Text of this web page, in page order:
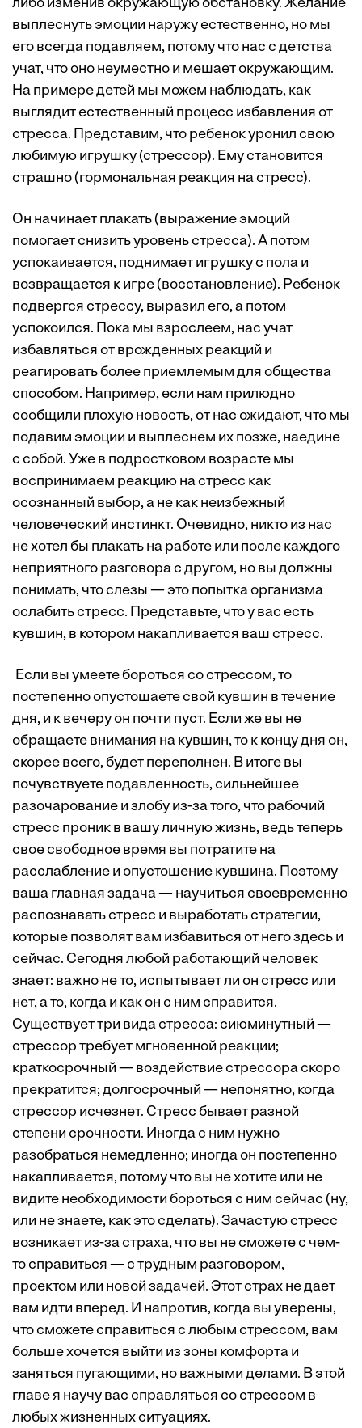
либо изменив окружающую обстановку. Желание
выплеснуть эмоции наружу естественно, но мы
его всегда подавляем, потому что нас с детства
учат, что оно неуместно и мешает окружающим.
На примере детей мы можем наблюдать, как
выглядит естественный процесс избавления от
стресса. Представим, что ребенок уронил свою
любимую игрушку (стрессор). Ему становится
страшно (гормональная реакция на стресс).
Он начинает плакать (выражение эмоций
помогает снизить уровень стресса). А потом
успокаивается, поднимает игрушку с пола и
возвращается к игре (восстановление). Ребенок
подвергся стрессу, выразил его, а потом
успокоился. Пока мы взрослеем, нас учат
избавляться от врожденных реакций и
реагировать более приемлемым для общества
способом. Например, если нам прилюдно
сообщили плохую новость, от нас ожидают, что мы
подавим эмоции и выплеснем их позже, наедине
с собой. Уже в подростковом возрасте мы
воспринимаем реакцию на стресс как
осознанный выбор, а не как неизбежный
человеческий инстинкт. Очевидно, никто из нас
не хотел бы плакать на работе или после каждого
неприятного разговора с другом, но вы должны
понимать, что слезы — это попытка организма
ослабить стресс. Представьте, что у вас есть
кувшин, в котором накапливается ваш стресс.
Если вы умеете бороться со стрессом, то
постепенно опустошаете свой кувшин в течение
дня, и к вечеру он почти пуст. Если же вы не
обращаете внимания на кувшин, то к концу дня он,
скорее всего, будет переполнен. В итоге вы
почувствуете подавленность, сильнейшее
разочарование и злобу из-за того, что рабочий
стресс проник в вашу личную жизнь, ведь теперь
свое свободное время вы потратите на
расслабление и опустошение кувшина. Поэтому
ваша главная задача — научиться своевременно
распознавать стресс и выработать стратегии,
которые позволят вам избавиться от него здесь и
сейчас. Сегодня любой работающий человек
знает: важно не то, испытывает ли он стресс или
нет, а то, когда и как он с ним справится.
Существует три вида стресса: сиюминутный —
стрессор требует мгновенной реакции;
краткосрочный — воздействие стрессора скоро
прекратится; долгосрочный — непонятно, когда
стрессор исчезнет. Стресс бывает разной
степени срочности. Иногда с ним нужно
разобраться немедленно; иногда он постепенно
накапливается, потому что вы не хотите или не
видите необходимости бороться с ним сейчас (ну,
или не знаете, как это сделать). Зачастую стресс
возникает из-за страха, что вы не сможете с чем-
то справиться — с трудным разговором,
проектом или новой задачей. Этот страх не дает
вам идти вперед. И напротив, когда вы уверены,
что сможете справиться с любым стрессом, вам
больше хочется выйти из зоны комфорта и
заняться пугающими, но важными делами. В этой
главе я научу вас справляться со стрессом в
любых жизненных ситуациях.